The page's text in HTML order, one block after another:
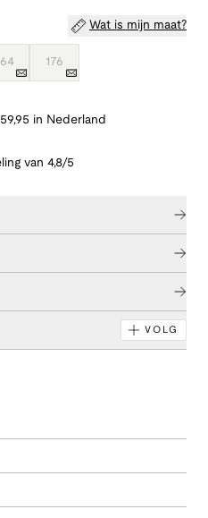
Wat is mijn maat?
176
in Nederland
van 4,8/5
VOLG